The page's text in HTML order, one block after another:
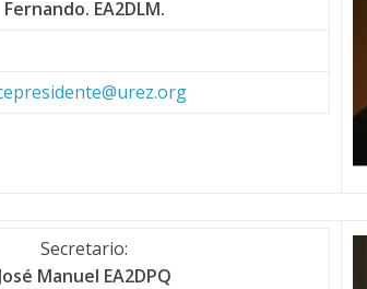
Fernando. EA2DLM.
Secretario:
José Manuel EA2DPQ